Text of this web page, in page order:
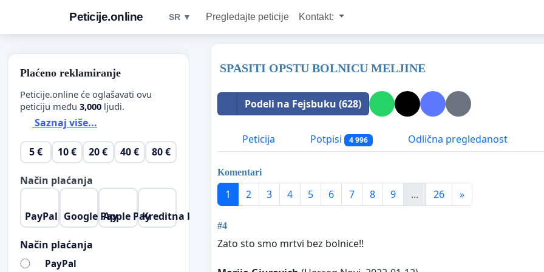
Peticije.online SR ▼ Pregledajte peticije Kontakt:
SPASITI OPSTU BOLNICU MELJINE
Podeli na Fejsbuku (628)
Peticija Potpisi 4 996 Odlična pregledanost
Komentari
1 2 3 4 5 6 7 8 9 ... 26 »
#4
Zato sto smo mrtvi bez bolnice!!
Plaćeno reklamiranje
Peticije.online će oglašavati ovu
peticiju među 3,000 ljudi.
Saznaj više...
5 € 10 € 20 € 40 € 80 €
Način plaćanja
PayPal Google PayApple PayKreditna kartica
Način plaćanja
PayPal